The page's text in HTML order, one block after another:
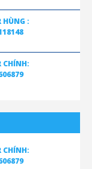
:
CHÍNH:
CHÍNH: